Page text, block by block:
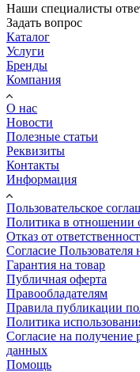
Наши специалисты
Задать вопрос
Каталог
Услуги
Бренды
Компания
О нас
Новости
Полезные статьи
Реквизиты
Контакты
Информация
Пользовательское
Политика в отношении
Отказ от
Согласие
Гарантия на товар
Публичная оферта
Правообладателям
Правила публикации
Политика
Согласие на получение
данных
Помощь